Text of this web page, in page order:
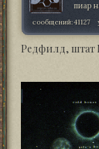
пиар
сообщений:41127
Редфилд, штат